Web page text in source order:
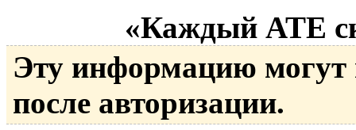
«Каждый АТЕ
Эту информацию могут
после авторизации.